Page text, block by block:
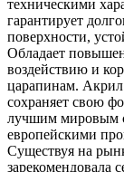
техническими
гарантирует
поверхности,
Обладает
воздействию и
царапинам. Акрил
сохраняет свою
лучшим мировым
европейскими
Существуя на
зарекомендовала